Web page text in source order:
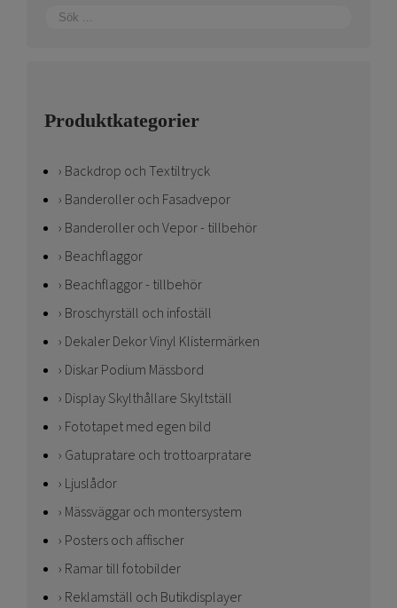
Produktkategorier
Backdrop och Textiltryck
Banderoller och Fasadvepor
Banderoller och Vepor - tillbehör
Beachflaggor
Beachflaggor - tillbehör
Broschyrställ och infoställ
Dekaler Dekor Vinyl Klistermärken
Diskar Podium Mässbord
Display Skylthållare Skyltställ
Fototapet med egen bild
Gatupratare och trottoarpratare
Ljuslådor
Mässväggar och montersystem
Posters och affischer
Ramar till fotobilder
Reklamställ och Butikdisplayer